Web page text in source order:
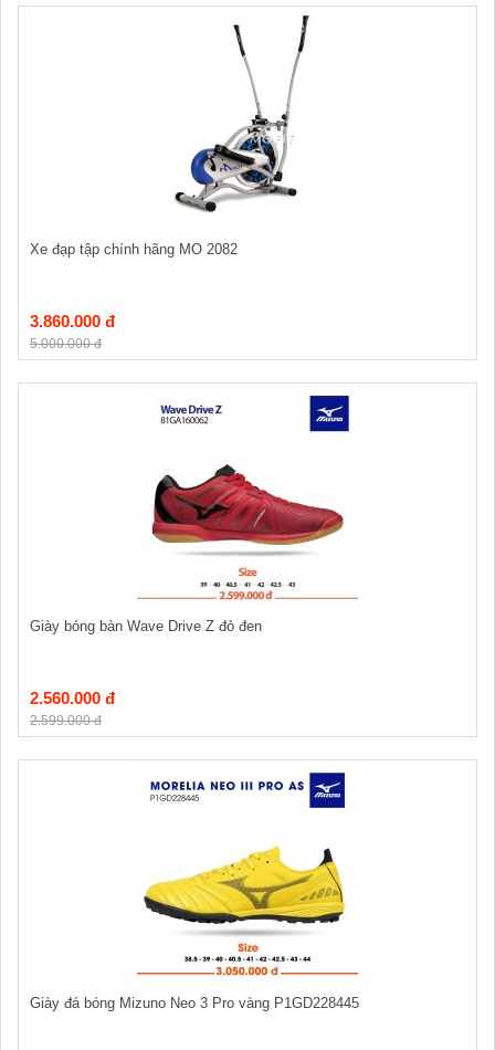
Xe đạp tập chính hãng MO 2082
3.860.000 đ
5.000.000 đ
Giày bóng bàn Wave Drive Z đỏ đen
2.560.000 đ
2.599.000 đ
Giày đá bóng Mizuno Neo 3 Pro vàng P1GD228445